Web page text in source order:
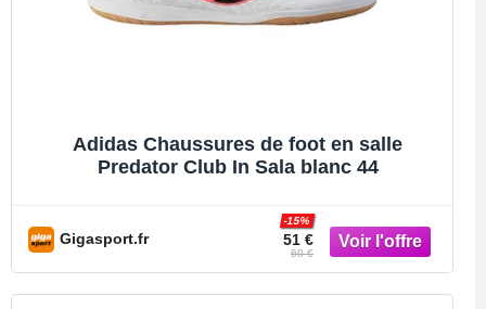
Adidas Chaussures de foot en salle
Predator Club In Sala blanc 44
Gigasport.fr 51 €
-15%
60 €